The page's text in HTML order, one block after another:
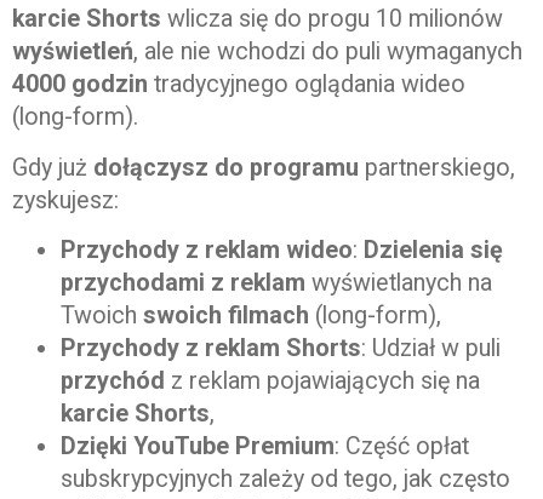
karcie Shorts wlicza się do progu 10 milionów
wyświetleń, ale nie wchodzi do puli wymaganych
4000 godzin tradycyjnego oglądania wideo
(long-form).
Gdy już dołączysz do programu partnerskiego,
zyskujesz:
Przychody z reklam wideo: Dzielenia się
przychodami z reklam wyświetlanych na
Twoich swoich filmach (long-form),
Przychody z reklam Shorts: Udział w puli
przychód z reklam pojawiających się na
karcie Shorts,
Dzięki YouTube Premium: Część opłat
subskrypcyjnych zależy od tego, jak często